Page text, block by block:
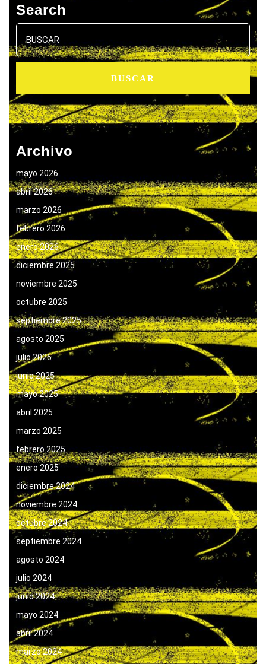
Search
Buscar:
Archivo
mayo 2026
abril 2026
marzo 2026
febrero 2026
enero 2026
diciembre 2025
noviembre 2025
octubre 2025
septiembre 2025
agosto 2025
julio 2025
junio 2025
mayo 2025
abril 2025
marzo 2025
febrero 2025
enero 2025
diciembre 2024
noviembre 2024
octubre 2024
septiembre 2024
agosto 2024
julio 2024
junio 2024
mayo 2024
abril 2024
marzo 2024